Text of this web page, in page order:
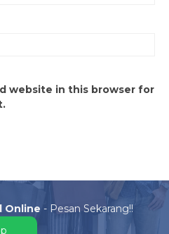
website in this browser for
Online - Pesan Sekarang!!